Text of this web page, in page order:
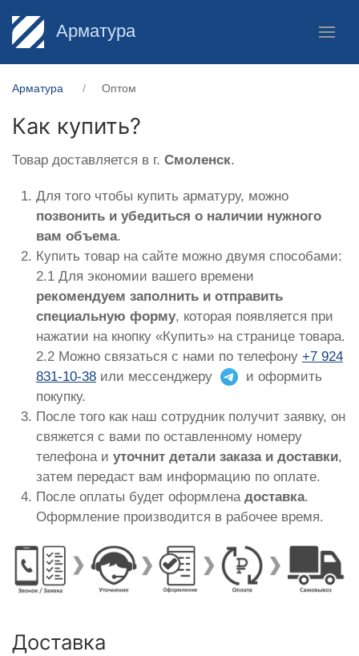
Арматура
Арматура Оптом
Как купить?
Товар доставляется в г. Смоленск.
Для того чтобы купить арматуру, можно
позвонить и убедиться о наличии нужного
вам объема.
Купить товар на сайте можно двумя способами:
2.1 Для экономии вашего времени
рекомендуем заполнить и отправить
специальную форму, которая появляется при
нажатии на кнопку «Купить» на странице товара.
2.2 Можно связаться с нами по телефону +7 924
831-10-38 или мессенджеру
и оформить
покупку.
После того как наш сотрудник получит заявку, он
свяжется с вами по оставленному номеру
телефона и уточнит детали заказа и доставки,
затем передаст вам информацию по оплате.
После оплаты будет оформлена доставка.
Оформление производится в рабочее время.
Доставка